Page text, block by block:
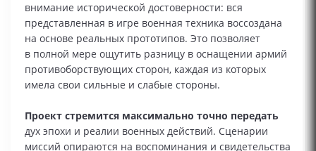
внимание исторической достоверности: вся
представленная в игре военная техника воссоздана
на основе реальных прототипов. Это позволяет
в полной мере ощутить разницу в оснащении армий
противоборствующих сторон, каждая из которых
имела свои сильные и слабые стороны.
Проект стремится максимально точно передать
дух эпохи и реалии военных действий. Сценарии
миссий опираются на воспоминания и свидетельства